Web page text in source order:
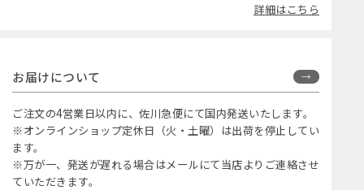
詳細はこちら
お届けについて
ご注文の4営業日以内に、佐川急便にて国内発送いたします。
※オンラインショップ定休日（火・土曜）は出荷を停止してい
ます。
※万が一、発送が遅れる場合はメールにて当店よりご連絡させ
ていただきます。